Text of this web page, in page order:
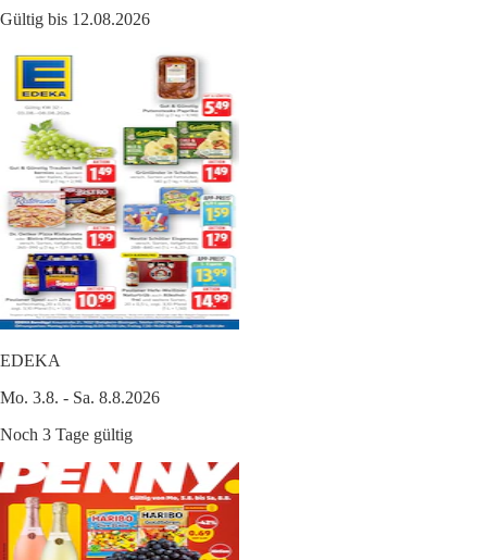
Gültig bis 12.08.2026
EDEKA
Mo. 3.8. - Sa. 8.8.2026
Noch 3 Tage gültig